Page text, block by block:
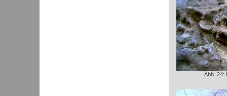
Abb. 24: